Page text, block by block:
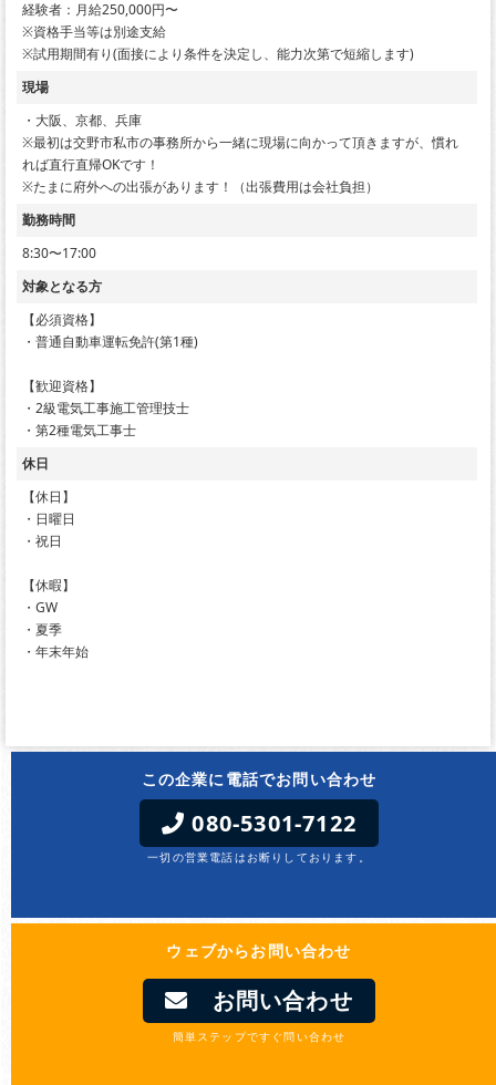
経験者：月給250,000円〜
※資格手当等は別途支給
※試用期間有り(面接により条件を決定し、能力次第で短縮します)
現場
・大阪、京都、兵庫
※最初は交野市私市の事務所から一緒に現場に向かって頂きますが、慣れ
れば直行直帰OKです！
※たまに府外への出張があります！（出張費用は会社負担）
勤務時間
8:30〜17:00
対象となる方
【必須資格】
・普通自動車運転免許(第1種)
【歓迎資格】
・2級電気工事施工管理技士
・第2種電気工事士
休日
【休日】
・日曜日
・祝日
【休暇】
・GW
・夏季
・年末年始
この企業に電話でお問い合わせ
080-5301-7122
一切の営業電話はお断りしております。
ウェブからお問い合わせ
お問い合わせ
簡単ステップですぐ問い合わせ